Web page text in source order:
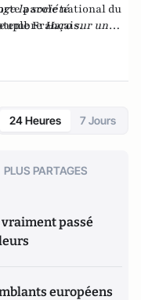
parole national du
Français.
la société
Haro sur un
24 Heures 7 Jours
PLUS PARTAGES
vraiment passé
européens